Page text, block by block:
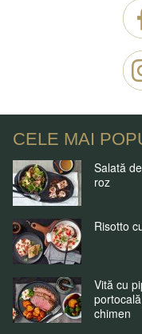
CELE MAI
Salată
roz
Risotto
Vită cu
chimen